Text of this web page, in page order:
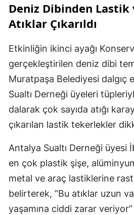
Deniz Dibinden Lastik
Atıklar Çıkarıldı
Etkinliğin ikinci ayağı
gerçekleştirilen deniz dibi
Muratpaşa Belediyesi dalgıç
Sualtı Derneği üyeleri
dalarak çok sayıda atığı
çıkarılan lastik tekerlekler
Antalya Sualtı Derneği üyesi
en çok plastik şişe,
metal ve araç lastiklerine
belirterek, “Bu atıklar uzun
yaşamına ciddi zarar